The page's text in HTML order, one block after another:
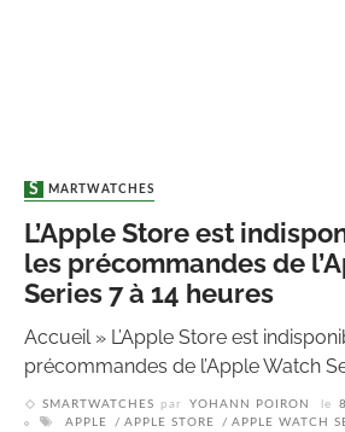
SMARTWATCHES
L’Apple Store est
les précommandes de
Series 7 à 14 heures
Accueil» L’Apple Store est
précommandes de l’Apple Watch
SMARTWATCHES par YOHANN POIRON le
APPLE
APPLE STORE APPLE WATCH